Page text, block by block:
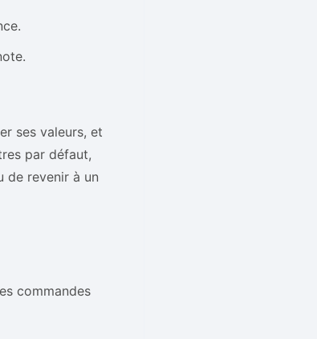
ses valeurs, et
par défaut,
de revenir à un
commandes